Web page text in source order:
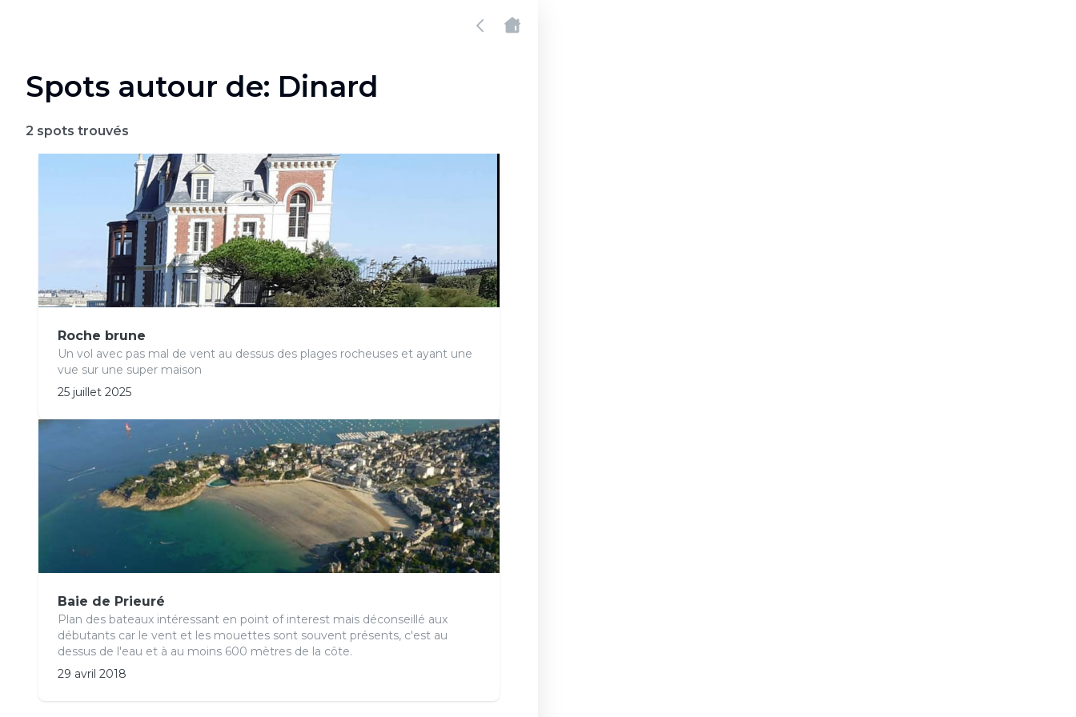
Spots autour de: Dinard
2 spots trouvés
Roche brune
Un vol avec pas mal de vent au dessus des plages rocheuses et ayant une
vue sur une super maison
25 juillet 2025
Baie de Prieuré
Plan des bateaux intéressant en point of interest mais déconseillé aux
débutants car le vent et les mouettes sont souvent présents, c'est au
dessus de l'eau et à au moins 600 mètres de la côte.
29 avril 2018